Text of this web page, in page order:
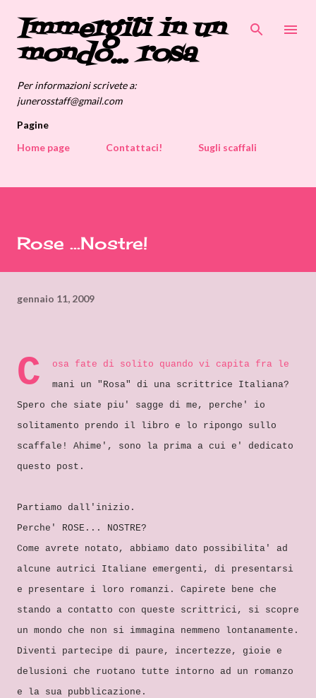
Passa ai contenuti principali
Immergiti in un
mondo... rosa
Per informazioni scrivete a:
junerosstaff@gmail.com
Pagine
Home page
Contattaci! Sugli scaffali
Rose ...Nostre!
gennaio 11, 2009
C
osa fate di solito quando vi capita fra le
mani un "Rosa" di una scrittrice Italiana?
Spero che siate piu' sagge di me, perche' io
solitamento prendo il libro e lo ripongo sullo
scaffale! Ahime', sono la prima a cui e' dedicato
questo post.
Partiamo dall'inizio.
Perche' ROSE... NOSTRE?
Come avrete notato, abbiamo dato possibilita' ad
alcune autrici Italiane emergenti, di presentarsi
e presentare i loro romanzi. Capirete bene che
stando a contatto con queste scrittrici, si scopre
un mondo che non si immagina nemmeno lontanamente.
Diventi partecipe di paure, incertezze, gioie e
delusioni che ruotano tutte intorno ad un romanzo
e la sua pubblicazione.